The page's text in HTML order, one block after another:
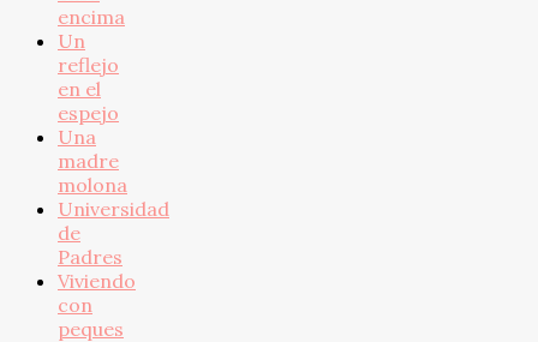
encima
Un
reflejo
en el
espejo
Una
madre
molona
Universidad
de
Padres
Viviendo
con
peques